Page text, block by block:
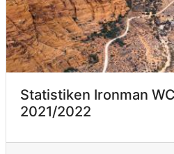
Statistiken Ironman
2021/2022